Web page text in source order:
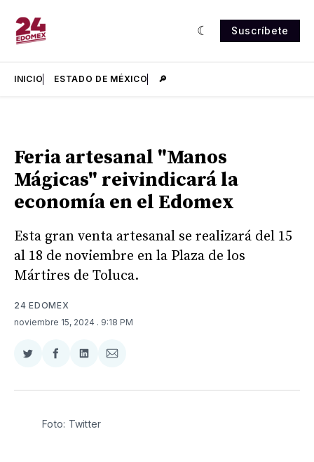
Suscríbete
INICIO ESTADO DE MÉXICO 🔎
Feria artesanal "Manos
Mágicas" reivindicará la
economía en el Edomex
Esta gran venta artesanal se realizará del 15
al 18 de noviembre en la Plaza de los
Mártires de Toluca.
24 EDOMEX
noviembre 15, 2024 . 9:18 PM
Compartir
Twitter
Compartir
Facebook
Compartir
LinkedIn
Compartir
Email
Foto: Twitter